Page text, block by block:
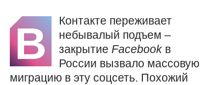
В
Контакте переживает
небывалый подъем –
закрытие Facebook в
России вызвало массовую
миграцию в эту соцсеть. Похожий